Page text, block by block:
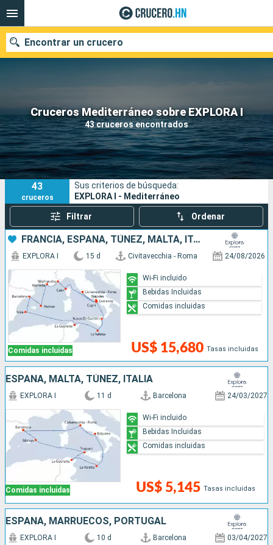
Cruceros Mediterráneo sobre EXPLORA I
43 cruceros encontrados
Encontrar un crucero
Nuestros destinos
Fecha de salida
Puertos Compañías
Buscar
43
cruceros
Sus criterios de búsqueda:
EXPLORA I - Mediterráneo
Filtrar Ordenar
FRANCIA, ESPAÑA, TÚNEZ, MALTA, ITALIA
Comidas incluidas
EXPLORA I 15 d Civitavecchia - Roma 24/08/2026
US$ 15,680 Tasas incluidas
Wi-Fi incluido
Bebidas Incluidas
Comidas incluidas
ESPAÑA, MALTA, TÚNEZ, ITALIA
Comidas incluidas
EXPLORA I 11 d Barcelona 24/03/2027
US$ 5,145 Tasas incluidas
Wi-Fi incluido
Bebidas Incluidas
Comidas incluidas
ESPAÑA, MARRUECOS, PORTUGAL
EXPLORA I 10 d Barcelona 03/04/2027